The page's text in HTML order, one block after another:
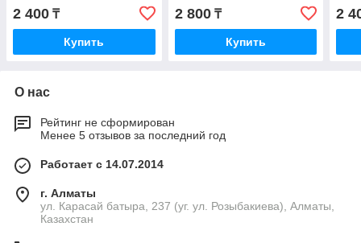
2 400 ₸
Купить
2 800₸
Купить
2
О нас
Рейтинг не сформирован
Менее 5 отзывов за последний год
Работает с 14.07.2014
г. Алматы
ул. Карасай батыра, 237 (уг. ул. Розыбакиева), Алматы,
Казахстан